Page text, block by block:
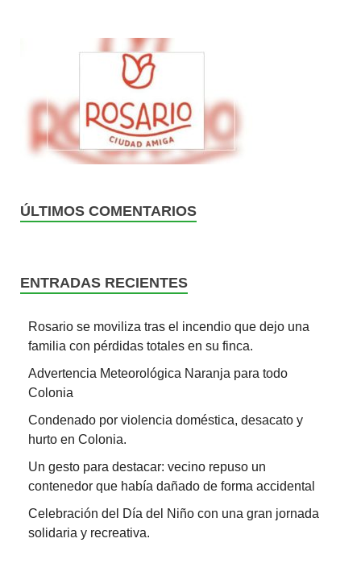
ÚLTIMOS COMENTARIOS
ENTRADAS RECIENTES
Rosario se moviliza tras el incendio que dejo una
familia con pérdidas totales en su finca.
Advertencia Meteorológica Naranja para todo
Colonia
Condenado por violencia doméstica, desacato y
hurto en Colonia.
Un gesto para destacar: vecino repuso un
contenedor que había dañado de forma accidental
Celebración del Día del Niño con una gran jornada
solidaria y recreativa.